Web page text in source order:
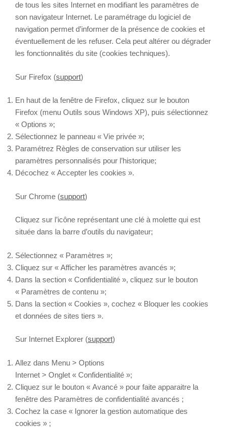
de tous les sites Internet en modifiant les paramètres de
son navigateur Internet. Le paramétrage du logiciel de
navigation permet d’informer de la présence de cookies et
éventuellement de les refuser. Cela peut altérer ou dégrader
les fonctionnalités du site (cookies techniques).
Sur Firefox (support)
En haut de la fenêtre de Firefox, cliquez sur le bouton
Firefox (menu Outils sous Windows XP), puis sélectionnez
« Options »;
Sélectionnez le panneau « Vie privée »;
Paramétrez Règles de conservation sur utiliser les
paramètres personnalisés pour l’historique;
Décochez « Accepter les cookies ».
Sur Chrome (support)
Cliquez sur l’icône représentant une clé à molette qui est
située dans la barre d’outils du navigateur;
Sélectionnez « Paramètres »;
Cliquez sur « Afficher les paramètres avancés »;
Dans la section « Confidentialité », cliquez sur le bouton
« Paramètres de contenu »;
Dans la section « Cookies », cochez « Bloquer les cookies
et données de sites tiers ».
Sur Internet Explorer (support)
Allez dans Menu > Options
Internet > Onglet « Confidentialité »;
Cliquez sur le bouton « Avancé » pour faite apparaitre la
fenêtre des Paramètres de confidentialité avancés ;
Cochez la case « Ignorer la gestion automatique des
cookies » ;